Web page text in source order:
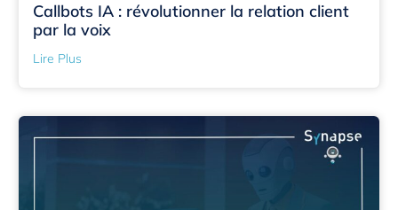
Callbots IA : révolutionner la relation client
par la voix
Lire Plus